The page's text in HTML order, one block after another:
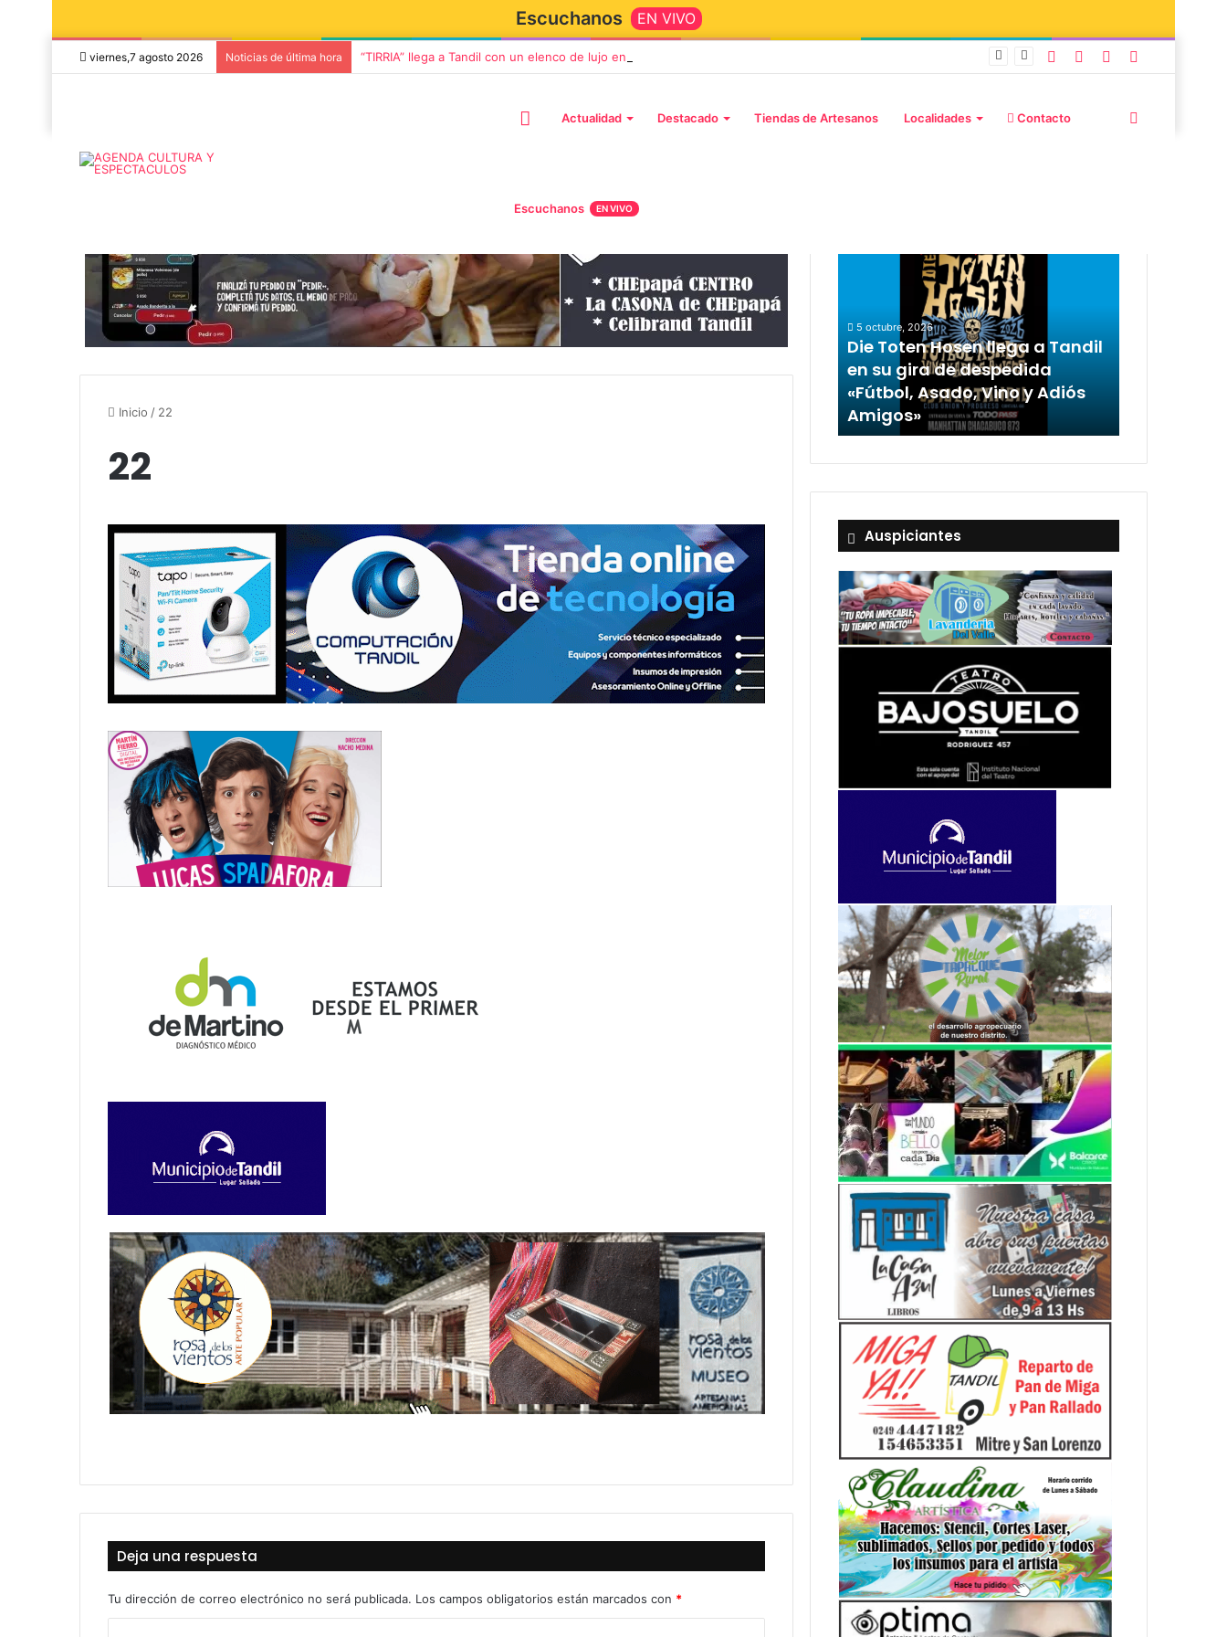
Escuchanos EN VIVO
viernes,7 agosto 2026 Noticias de última hora “TIRRIA” llega a Tandil con un elenco de lujo encabezado por Capusotto, Spregelburd y Stefani
Actualidad Destacado Tiendas de Artesanos Localidades Contacto
Escuchanos EN VIVO
Inicio / 22
22
Deja una respuesta
Tu dirección de correo electrónico no será publicada. Los campos obligatorios están marcados con *
5 octubre, 2026
Die Toten Hosen llega a Tandil
en su gira de despedida
«Fútbol, Asado, Vino y Adiós
Amigos»
Auspiciantes